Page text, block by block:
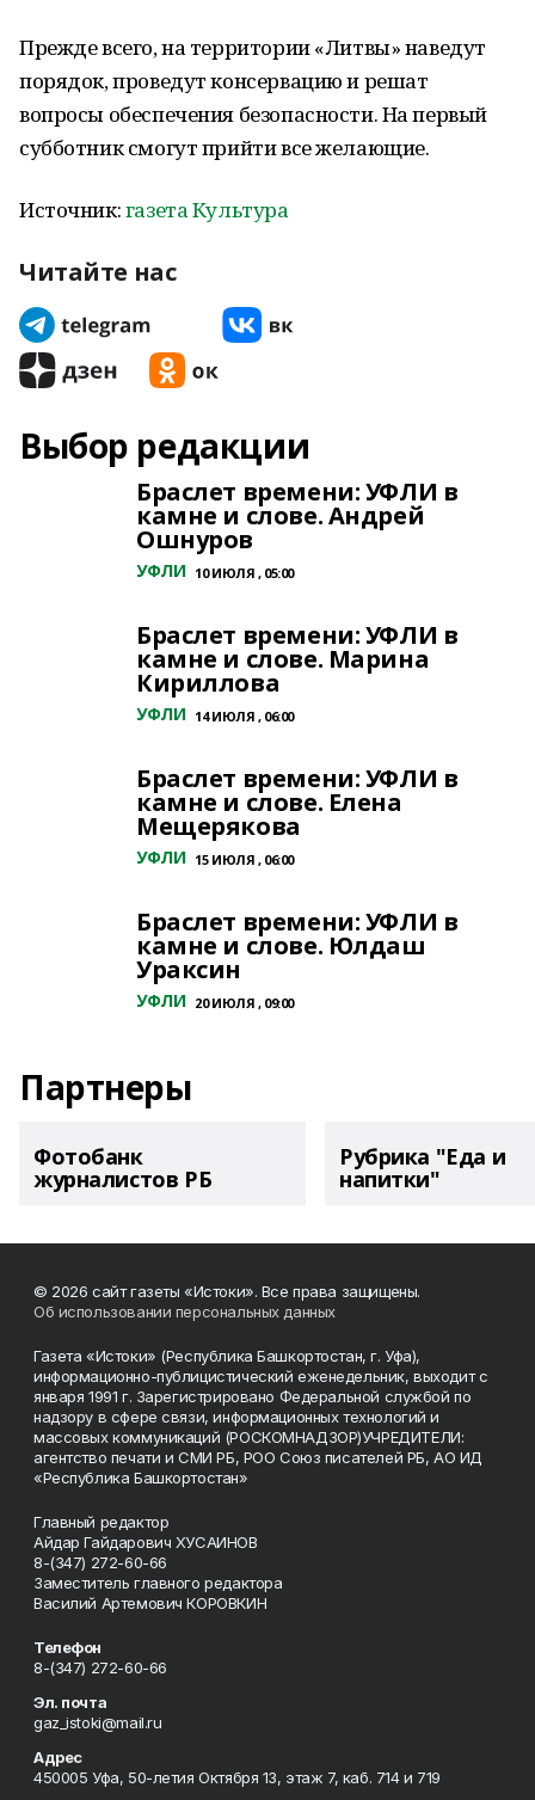
Прежде всего, на территории «Литвы» наведут
порядок, проведут консервацию и решат
вопросы обеспечения безопасности. На первый
субботник смогут прийти все желающие.
Источник:газета Культура
Читайте нас
Выбор редакции
Браслет времени: УФЛИ в
камне и слове. Андрей
Ошнуров
УФЛИ 10 ИЮЛЯ , 05:00
Браслет времени: УФЛИ в
камне и слове. Марина
Кириллова
УФЛИ 14 ИЮЛЯ , 06:00
Браслет времени: УФЛИ в
камне и слове. Елена
Мещерякова
УФЛИ 15 ИЮЛЯ , 06:00
Браслет времени: УФЛИ в
камне и слове. Юлдаш
Ураксин
УФЛИ 20 ИЮЛЯ , 09:00
Партнеры
Фотобанк
журналистов РБ
Рубрика "Еда и
напитки"
© 2026 сайт газеты «Истоки». Все права защищены.
Об использовании персональных данных
Газета «Истоки» (Республика Башкортостан, г. Уфа),
информационно-публицистический еженедельник, выходит с
января 1991 г. Зарегистрировано Федеральной службой по
надзору в сфере связи, информационных технологий и
массовых коммуникаций (РОСКОМНАДЗОР)УЧРЕДИТЕЛИ:
агентство печати и СМИ РБ, РОО Союз писателей РБ, АО ИД
«Республика Башкортостан»
Главный редактор
Айдар Гайдарович ХУСАИНОВ
8-(347) 272-60-66
Заместитель главного редактора
Василий Артемович КОРОВКИН
Телефон
8-(347) 272-60-66
Эл. почта
gaz_istoki@mail.ru
Адрес
450005 Уфа, 50-летия Октября 13, этаж 7, каб. 714 и 719